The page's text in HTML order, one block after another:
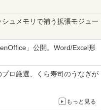
ュメモリで補う拡張モジュー
」公開。Word/Excel形
プロ厳選、くら寿司のうなぎが
もっと見る